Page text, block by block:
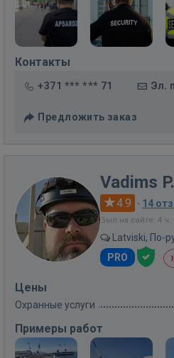
Контакты
+371 *** *** 71 Эл.
Предложить заказ
Vadims P.
4.9 · 14
Был на сайте: 4 ч.
Latviski, По-
PRO
Цены
Охранные услуги
Примеры работ